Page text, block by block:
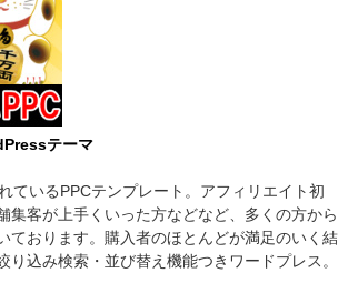
テーマ
ているPPCテンプレート。アフィリエイト初
集客が上手くいった方などなど、多くの方から
ております。購入者のほとんどが満足のいく結
り込み検索・並び替え機能つきワードプレス。